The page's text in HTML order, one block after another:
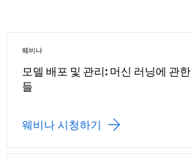
웨비나
모델 배포 및 관리: 머신 러닝에 관
들
웨비나 시청하기